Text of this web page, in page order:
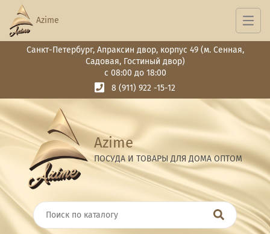
Санкт-Петербург, Апраксин двор, корпус 49 (м. Сенная,
Садовая, Гостиный двор)
с 08:00 до 18:00
8 (911) 922 -15-12
Azime
ПОСУДА И ТОВАРЫ ДЛЯ ДОМА ОПТОМ
Azime